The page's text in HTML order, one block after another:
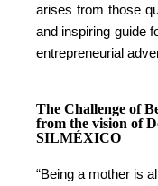
arises from those
and inspiring guide
entrepreneurial
The Challenge of
from the vision of
SILMÉXICO
“Being a mother is